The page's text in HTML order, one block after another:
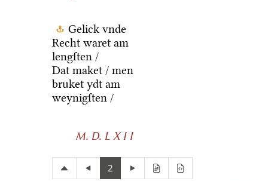
Gelick vnde
Recht waret am
lengſten /
Dat maket / men
bruket ydt am
weynigſten /
M. D. L X I I
2